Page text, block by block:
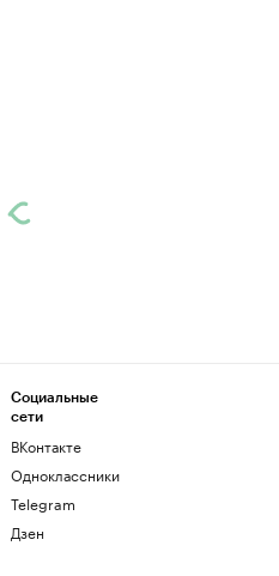
Социальные
сети
ВКонтакте
Одноклассники
Telegram
Дзен